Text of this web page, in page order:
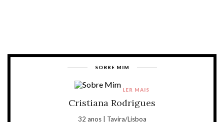
SOBRE MIM
Cristiana Rodrigues
32 anos | Tavira/Lisboa
LER MAIS